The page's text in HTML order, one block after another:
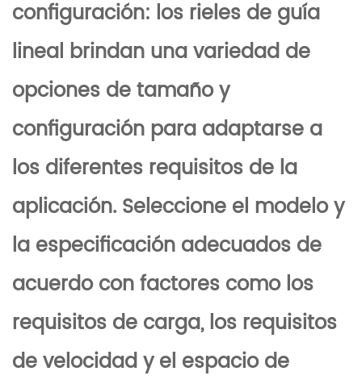
configuración: los rieles de guía
lineal brindan una variedad de
opciones de tamaño y
configuración para adaptarse a
los diferentes requisitos de la
aplicación. Seleccione el modelo y
la especificación adecuados de
acuerdo con factores como los
requisitos de carga, los requisitos
de velocidad y el espacio de